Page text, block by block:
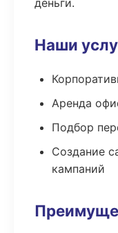
деньги.
Наши
Аренда
Подбор
Создание
кампаний